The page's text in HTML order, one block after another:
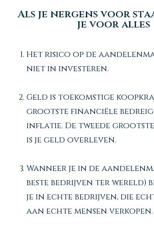
Als je nergens voor
je voor alles
Het risico op de
niet in investeren.
Geld is toekomstige
grootste financiële
inflatie. De tweede
is je geld overleven.
Wanneer je in de
beste bedrijven ter wereld)
je in echte bedrijven, die
aan echte mensen verkopen.